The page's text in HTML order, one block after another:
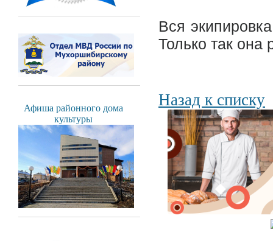
Афиша районного дома
культуры
Вся
Только так она
Назад к списку